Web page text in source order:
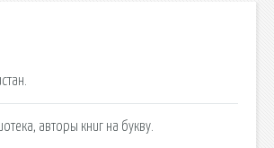
авторы книг на букву.